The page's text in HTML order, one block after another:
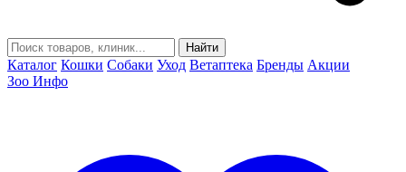
Найти
Каталог Кошки Собаки Уход Ветаптека Бренды Акции
Зоо Инфо